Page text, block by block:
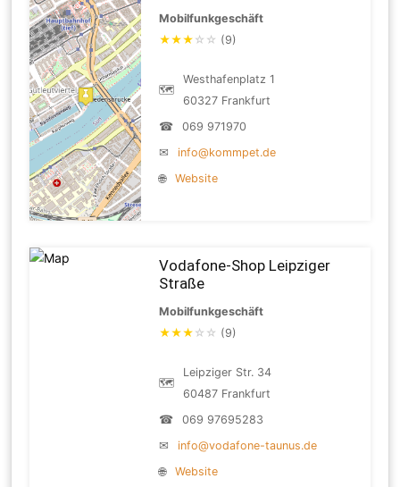
Mobilfunkgeschäft
★★★ ☆ ☆ (9)
🗺
Westhafenplatz 1
60327 Frankfurt
☎
069 971970
✉
info@kommpet.de
🌐
Website
Vodafone-Shop Leipziger
Straße
Mobilfunkgeschäft
★★★ ☆ ☆ (9)
🗺
Leipziger Str. 34
60487 Frankfurt
☎
069 97695283
✉
info@vodafone-taunus.de
🌐
Website